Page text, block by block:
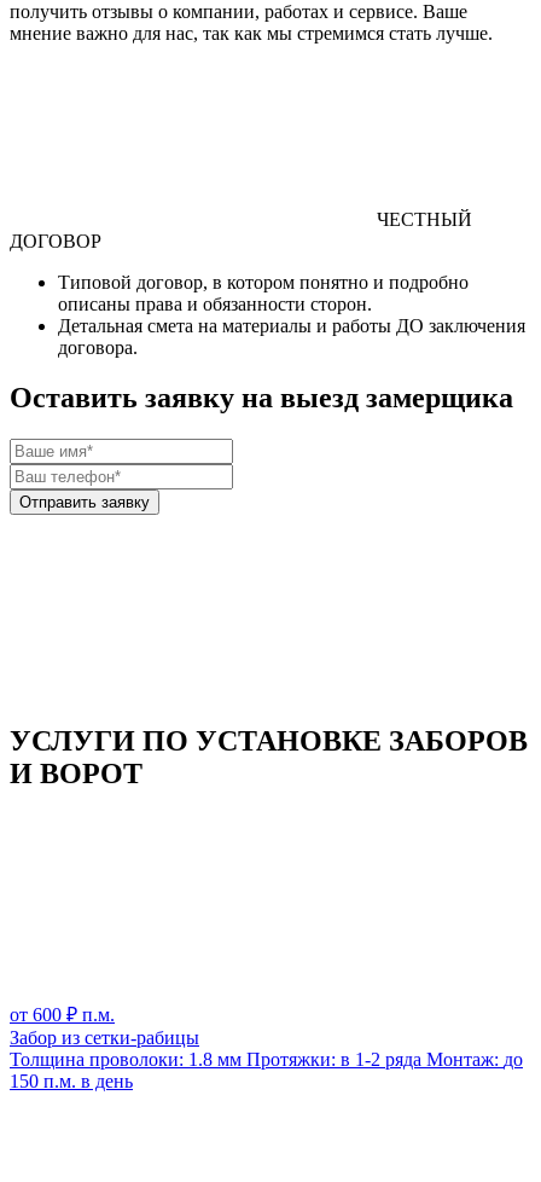
получить отзывы о компании, работах и сервисе. Ваше
мнение важно для нас, так как мы стремимся стать лучше.
ЧЕСТНЫЙ
ДОГОВОР
Типовой договор, в котором понятно и подробно
описаны права и обязанности сторон.
Детальная смета на материалы и работы ДО заключения
договора.
Оставить заявку на выезд замерщика
УСЛУГИ ПО УСТАНОВКЕ ЗАБОРОВ
И ВОРОТ
от 600 ₽ п.м.
Забор из сетки-рабицы
Толщина проволоки: 1.8 мм Протяжки: в 1-2 ряда Монтаж: до
150 п.м. в день